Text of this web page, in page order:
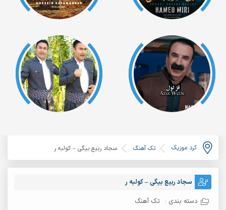
کرد موزیک تک آهنگ سجاد ربیع بیگی – کولبه ر
سجاد ربیع بیگی – کولبه ر
دسته بندی : تک آهنگ